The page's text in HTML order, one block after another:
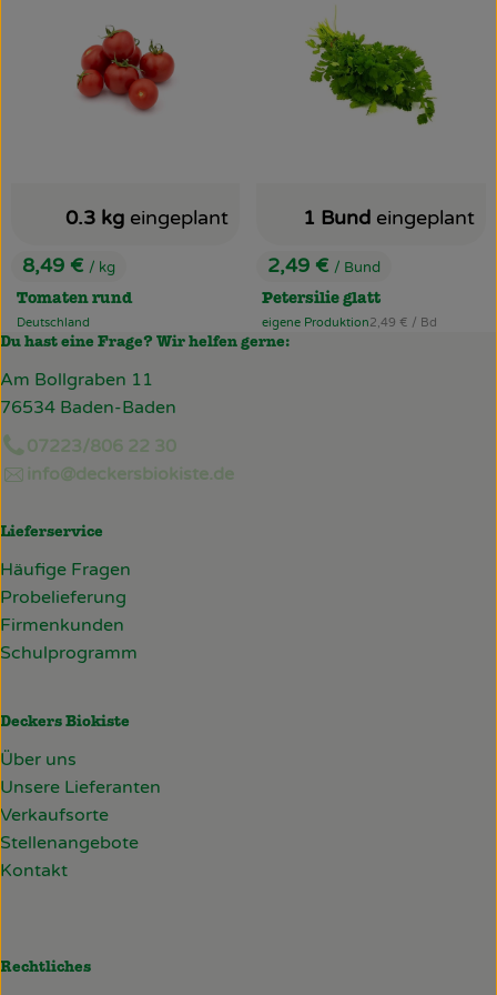
, Preis:
8,49 € / kg
Tomaten rund
, Herkunft:
Deutschland
0.3 kg eingeplant
, Preis:
2,49 €/ Bund
Petersilie glatt
, Herkunft:
eigene Produktion, Referenzpreis:
2,49 € / Bd
1 Bund eingeplant
Du hast eine Frage? Wir helfen gerne:
Am Bollgraben 11
76534 Baden-Baden
07223/806 22 30
info@deckersbiokiste.de
Lieferservice
Häufige Fragen
Probelieferung
Firmenkunden
Schulprogramm
Deckers Biokiste
Über uns
Unsere Lieferanten
Verkaufsorte
Stellenangebote
Kontakt
Rechtliches